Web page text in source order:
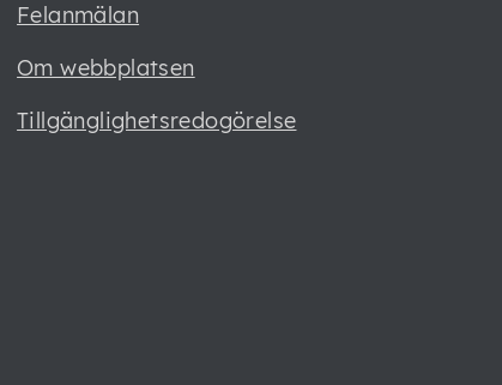
Felanmälan
Om webbplatsen
Tillgänglighetsredogörelse